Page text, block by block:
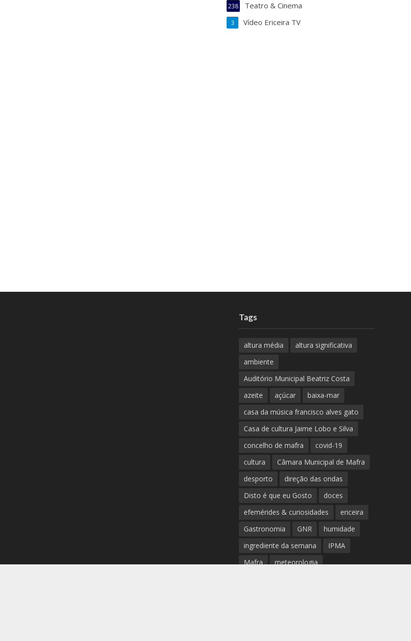
Teatro & Cinema
238
Vídeo Ericeira TV
3
Tags
altura média
altura significativa
ambiente
Auditório Municipal Beatriz Costa
azeite
açúcar
baixa-mar
casa da música francisco alves gato
Casa de cultura Jaime Lobo e Silva
concelho de mafra
covid-19
cultura
Câmara Municipal de Mafra
desporto
direção das ondas
Disto é que eu Gosto
doces
efemérides & curiosidades
ericeira
Gastronomia
GNR
humidade
ingrediente da semana
IPMA
Mafra
meteorologia